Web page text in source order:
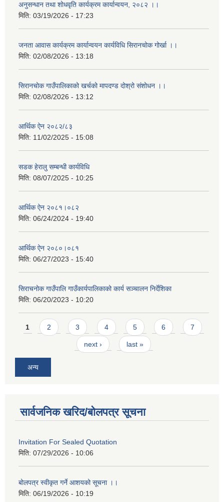
अनुसन्धान तथा शोधवृति कार्यक्रम कार्यान्वयन, २०८२ ।।
मिति: 03/19/2026 - 17:23
जनता आवास कार्यक्रम कार्यान्वयन कार्यविधि सिरानचोक गोर्खा ।।
मिति: 02/08/2026 - 13:18
सिरानचोक गाउँपालिकाको खर्चको मापदण्ड दोश्रो संशोधन ।।
मिति: 02/08/2026 - 13:12
आर्थिक ऐन २०८२/८३
मिति: 11/02/2025 - 15:08
सडक हेरालु सम्बन्धी कार्यविधि
मिति: 08/07/2025 - 10:25
आर्थिक ऐन २०८१।०८२
मिति: 06/24/2024 - 19:40
आर्थिक ऐन २०८०।०८१
मिति: 06/27/2023 - 15:40
सिराचनोक गाउँपालि गाउँकार्यपालिकाको कार्य सञ्चालन निर्देशिका
मिति: 06/20/2023 - 10:20
Pages
1 2 3 4 5 6 7
next › last »
अन्य
सार्वजनिक खरिद/बोलपत्र सूचना
Invitation For Sealed Quotation
मिति: 07/29/2026 - 10:06
बोलपत्र स्वीकृत गर्ने आशयको सूचना ।।
मिति: 06/19/2026 - 10:19